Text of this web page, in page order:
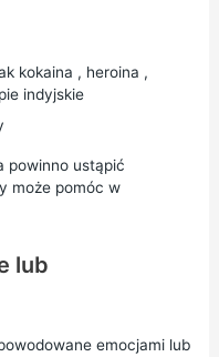
kokaina , heroina ,
indyjskie
powinno ustąpić
może pomóc w
lub
emocjami lub